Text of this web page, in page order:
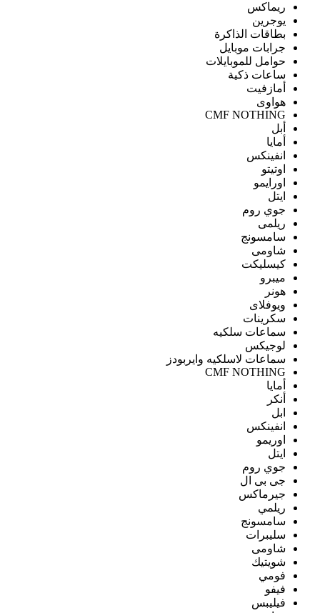
ريماكس
يوجرين
بطاقات الذاكرة
جرابات موبايل
حوامل للموبايلات
ساعات ذكية
أمازفيت
هواوى
CMF NOTHING
أبل
أمايا
انفينكس
اوتيتو
اورايمو
ايتل
جوي روم
ريلمى
سامسونج
شاومى
كيسليكت
ميبرو
هونر
ويوفلاى
سكرينات
سماعات سلكيه
لوجيكس
سماعات لاسلكيه وايربودز
CMF NOTHING
أمايا
أنكر
ابل
انفينكس
اوريمو
ايتل
جوي روم
جى بى ال
جيرماكس
ريلمي
سامسونج
سليبرات
شاومى
شويتيك
فومي
فيفو
فيليبس